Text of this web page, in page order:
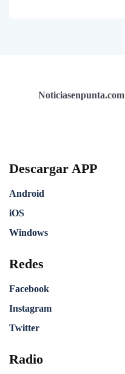
Noticiasenpunta.com
Descargar APP
Android
iOS
Windows
Redes
Facebook
Instagram
Twitter
Radio